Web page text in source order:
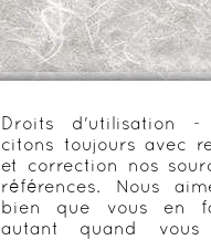
Droits d'utilisation -
citons toujours avec
et correction nos
références. Nous
bien que vous en
autant quand vous